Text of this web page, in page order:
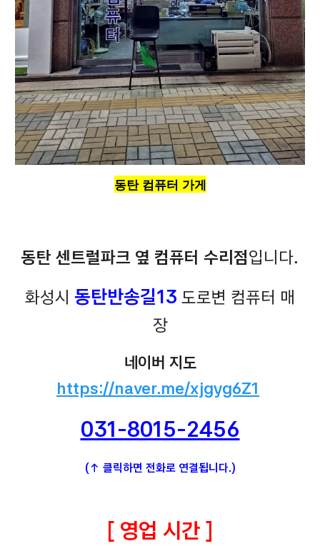
동탄 컴퓨터 가게
동탄 센트럴파크 옆 컴퓨터 수리점입니다.
화성시 동탄반송길13 도로변 컴퓨터 매
장
네이버 지도
https://naver.me/xjgyg6Z1
031-8015-2456
(↑ 클릭하면 전화로 연결됩니다.)
[ 영업 시간 ]